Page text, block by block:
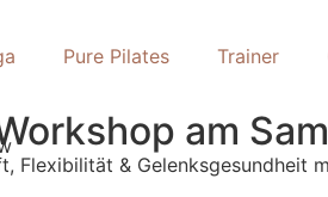
Pure Pilates Trainer
am
Flexibilität & Gelenksgesundheit